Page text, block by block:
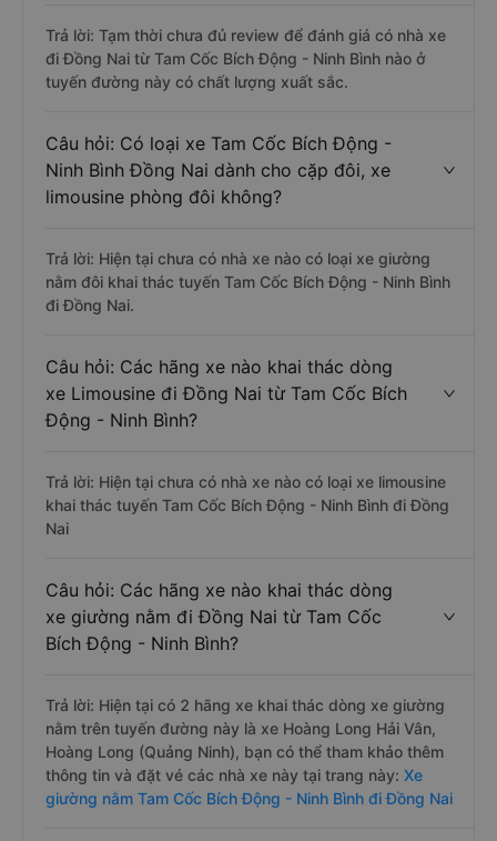
Trả lời: Tạm thời chưa đủ review để đánh giá có nhà xe
đi Đồng Nai từ Tam Cốc Bích Động - Ninh Bình nào ở
tuyến đường này có chất lượng xuất sắc.
Câu hỏi: Có loại xe Tam Cốc Bích Động -
Ninh Bình Đồng Nai dành cho cặp đôi, xe
limousine phòng đôi không?
Trả lời: Hiện tại chưa có nhà xe nào có loại xe giường
nằm đôi khai thác tuyến Tam Cốc Bích Động - Ninh Bình
đi Đồng Nai.
Câu hỏi: Các hãng xe nào khai thác dòng
xe Limousine đi Đồng Nai từ Tam Cốc Bích
Động - Ninh Bình?
Trả lời: Hiện tại chưa có nhà xe nào có loại xe limousine
khai thác tuyến Tam Cốc Bích Động - Ninh Bình đi Đồng
Nai
Câu hỏi: Các hãng xe nào khai thác dòng
xe giường nằm đi Đồng Nai từ Tam Cốc
Bích Động - Ninh Bình?
Trả lời: Hiện tại có 2 hãng xe khai thác dòng xe giường
nằm trên tuyến đường này là xe Hoàng Long Hải Vân,
Hoàng Long (Quảng Ninh), bạn có thể tham khảo thêm
thông tin và đặt vé các nhà xe này tại trang này: Xe
giường nằm Tam Cốc Bích Động - Ninh Bình đi Đồng Nai